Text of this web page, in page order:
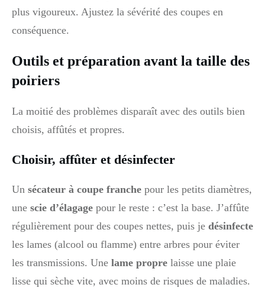
plus vigoureux. Ajustez la sévérité des coupes en
conséquence.
Outils et préparation avant la taille des
poiriers
La moitié des problèmes disparaît avec des outils bien
choisis, affûtés et propres.
Choisir, affûter et désinfecter
Un sécateur à coupe franche pour les petits diamètres,
une scie d’élagage pour le reste : c’est la base. J’affûte
régulièrement pour des coupes nettes, puis je désinfecte
les lames (alcool ou flamme) entre arbres pour éviter
les transmissions. Une lame propre laisse une plaie
lisse qui sèche vite, avec moins de risques de maladies.